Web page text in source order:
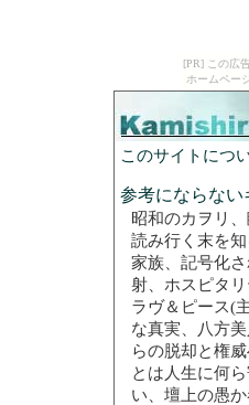
[PR] この広
ホームペー
このサイトにつ
参考にならない
昭和のカヲリ
読み行く末を
家族、記号化
射、ホスピタ
ラヴ＆ピース(
な真実、八方
らの脱却と権
とは人生に何
い、壇上の愚